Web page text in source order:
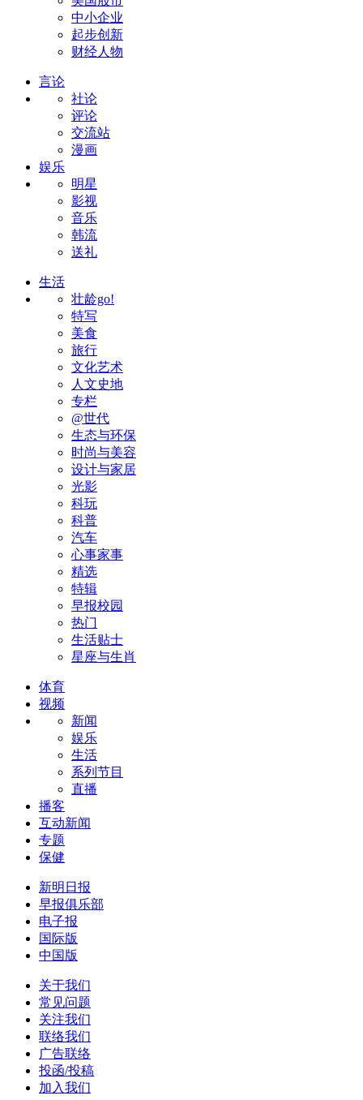
中小企业
起步创新
财经人物
言论
社论
评论
交流站
漫画
娱乐
明星
影视
音乐
韩流
送礼
生活
壮龄go!
特写
美食
旅行
文化艺术
人文史地
专栏
@世代
生态与环保
时尚与美容
设计与家居
光影
科玩
科普
汽车
心事家事
精选
特辑
早报校园
热门
生活贴士
星座与生肖
体育
视频
新闻
娱乐
生活
系列节目
直播
播客
互动新闻
专题
保健
新明日报
早报俱乐部
电子报
国际版
中国版
关于我们
常见问题
关注我们
联络我们
广告联络
投函/投稿
加入我们